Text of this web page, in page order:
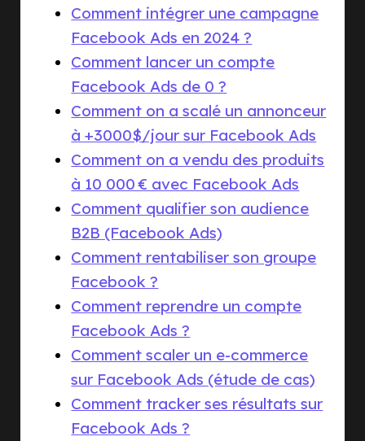
Comment intégrer une campagne
Facebook Ads en 2024 ?
Comment lancer un compte
Facebook Ads de 0 ?
Comment on a scalé un annonceur
à +3000$/jour sur Facebook Ads
Comment on a vendu des produits
à 10 000 € avec Facebook Ads
Comment qualifier son audience
B2B (Facebook Ads)
Comment rentabiliser son groupe
Facebook ?
Comment reprendre un compte
Facebook Ads ?
Comment scaler un e-commerce
sur Facebook Ads (étude de cas)
Comment tracker ses résultats sur
Facebook Ads ?